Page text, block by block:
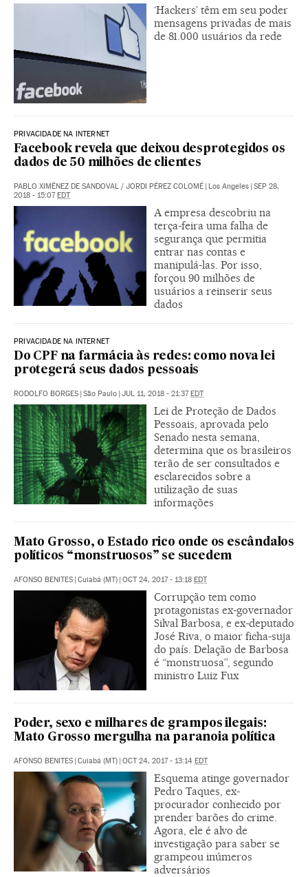
‘Hackers’ têm em seu poder
mensagens privadas de mais
de 81.000 usuários da rede
PRIVACIDADE NA INTERNET
Facebook revela que deixou desprotegidos os
dados de 50 milhões de clientes
PABLO XIMÉNEZ DE SANDOVAL / JORDI PÉREZ COLOMÉ | Los Angeles | SEP 28,
2018 - 15:07EDT
A empresa descobriu na
terça-feira uma falha de
segurança que permitia
entrar nas contas e
manipulá-las. Por isso,
forçou 90 milhões de
usuários a reinserir seus
dados
PRIVACIDADE NA INTERNET
Do CPF na farmácia às redes: como nova lei
protegerá seus dados pessoais
RODOLFO BORGES | São Paulo | JUL 11, 2018 - 21:37EDT
Lei de Proteção de Dados
Pessoais, aprovada pelo
Senado nesta semana,
determina que os brasileiros
terão de ser consultados e
esclarecidos sobre a
utilização de suas
informações
Mato Grosso, o Estado rico onde os escândalos
políticos “monstruosos” se sucedem
AFONSO BENITES | Cuiabá (MT) | OCT 24, 2017 - 13:18 EDT
Corrupção tem como
protagonistas ex-governador
Silval Barbosa, e ex-deputado
José Riva, o maior ficha-suja
do país. Delação de Barbosa
é “monstruosa”, segundo
ministro Luiz Fux
Poder, sexo e milhares de grampos ilegais:
Mato Grosso mergulha na paranoia política
AFONSO BENITES | Cuiabá (MT) | OCT 24, 2017 - 13:14 EDT
Esquema atinge governador
Pedro Taques, ex-
procurador conhecido por
prender barões do crime.
Agora, ele é alvo de
investigação para saber se
grampeou inúmeros
adversários